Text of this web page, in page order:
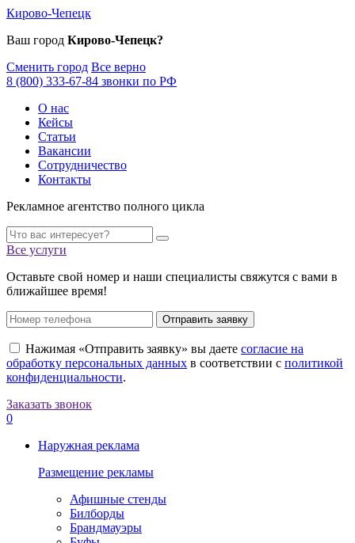
Кирово-Чепецк
Ваш город Кирово-Чепецк?
Сменить город Все верно
8 (800) 333-67-84 звонки по РФ
О нас
Кейсы
Статьи
Вакансии
Сотрудничество
Контакты
Рекламное агентство полного цикла
Все услуги
Оставьте свой номер и наши специалисты свяжутся с вами в
ближайшее время!
Отправить заявку
Нажимая «Отправить заявку» вы даете согласие на
обработку персональных данных в соответствии с политикой
конфиденциальности.
Заказать звонок
0
Наружная реклама
Размещение рекламы
Афишные стенды
Билборды
Брандмауэры